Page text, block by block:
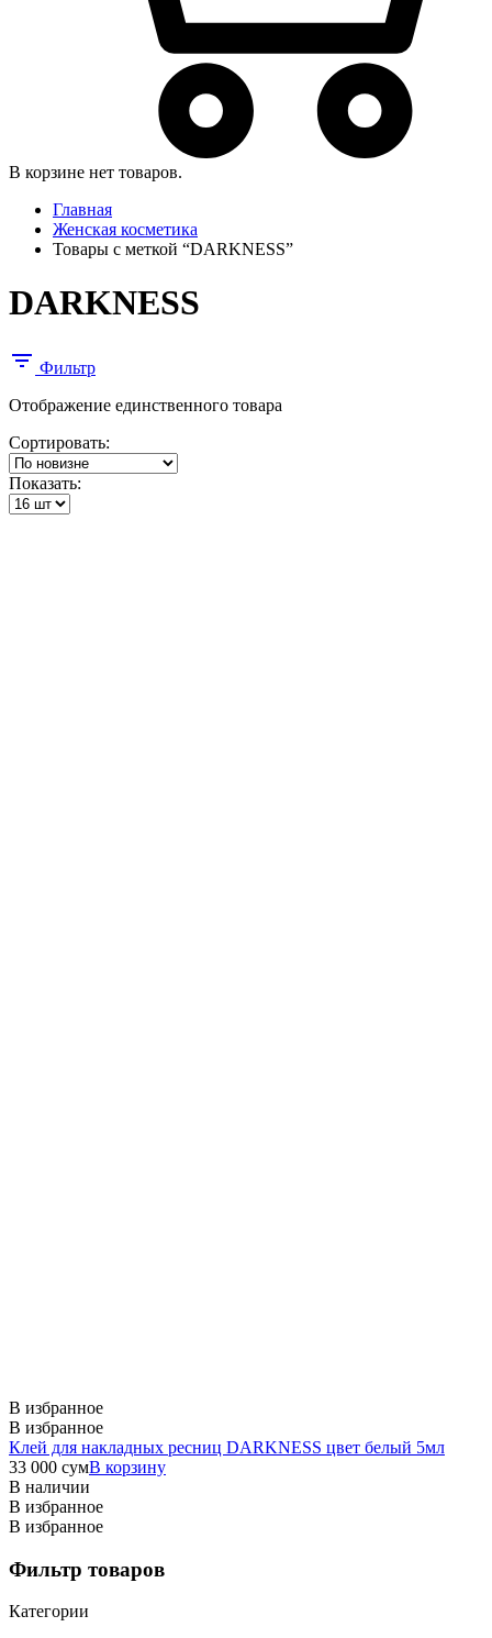
В корзине нет товаров.
Главная
Женская косметика
Товары с меткой “DARKNESS”
DARKNESS
Фильтр
Отображение единственного товара
Сортировать:
Показать:
В избранное
В избранное
Клей для накладных ресниц DARKNESS цвет белый 5мл
33 000 сумВ корзину
В наличии
В избранное
В избранное
Фильтр товаров
Категории